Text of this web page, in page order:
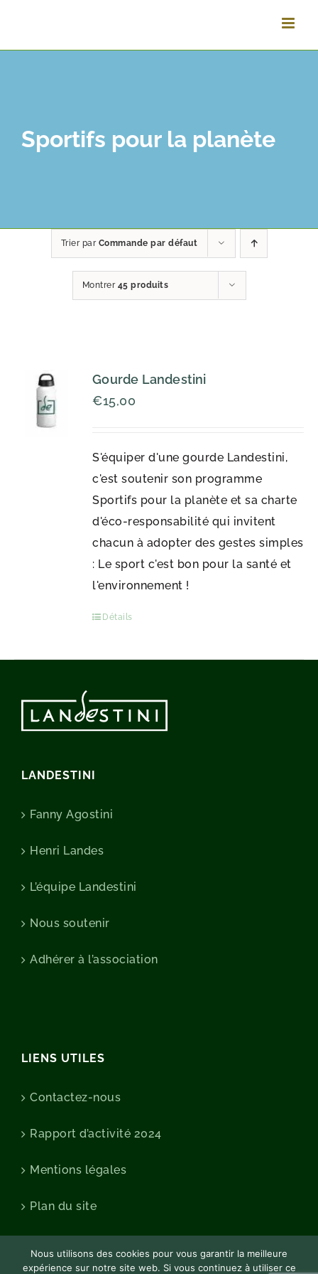
contenu
Sportifs pour la planète
Trier par Commande par défaut
Montrer 45 produits
Gourde Landestini
€15,00
S'équiper d'une gourde Landestini,
c'est soutenir son programme
Sportifs pour la planète et sa charte
d'éco-responsabilité qui invitent
chacun à adopter des gestes simples
: Le sport c'est bon pour la santé et
l'environnement !
Détails
LANDESTINI
Fanny Agostini
Henri Landes
L’équipe Landestini
Nous soutenir
Adhérer à l’association
LIENS UTILES
Contactez-nous
Rapport d’activité 2024
Mentions légales
Plan du site
Nous utilisons des cookies pour vous garantir la meilleure
expérience sur notre site web. Si vous continuez à utiliser ce